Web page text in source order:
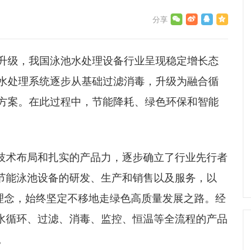
级，我国泳池水处理设备行业呈现稳定增长态
处理系统逐步从基础过滤消毒，升级为融合循
案。在此过程中，节能降耗、绿色环保和智能
布局和扎实的产品力，逐步确立了行业先行者
泳池设备的研发、生产和销售以及服务，以
，始终坚定不移地走绿色高质量发展之路。经
环、过滤、消毒、监控、恒温等全流程的产品